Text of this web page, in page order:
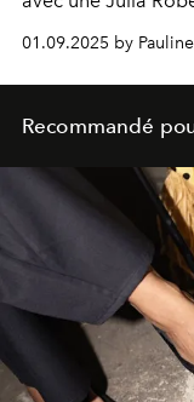
01.09.2025 by
Recommandé